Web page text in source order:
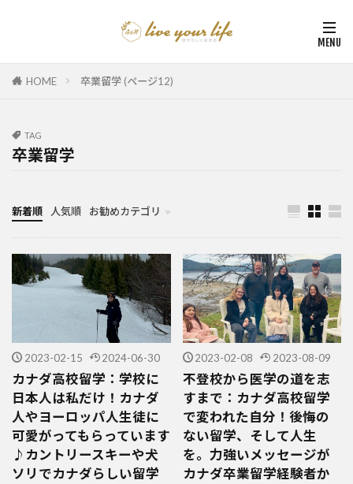
HOME 卒業留学 (ページ12)
TAG
卒業留学
新着順 人気順 お勧めカテゴリ
カナダ中学・高校留学
カナダ親子留学・教育移住
体験談（カナダ高校留学・親子移住）
カナダ留学カウンセリング内容実例集
2023-02-15 2024-06-30
カナダ高校留学：学校に
日本人は私だけ！カナダ
人やヨーロッパ人生徒に
可愛がってもらっています
♪カントリースキーや犬
ソリでカナダらしい留学
2023-02-08 2023-08-09
不登校から医学の道を志
すまで：カナダ高校留学
で変われた自分！後悔の
ない留学、そして人生
を。力強いメッセージが
カナダ卒業留学経験者か